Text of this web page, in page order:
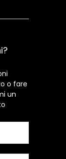
o fare
un